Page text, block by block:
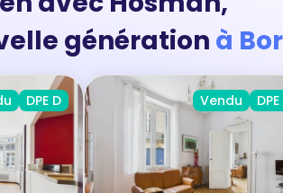
génération à
DPE D Vendu